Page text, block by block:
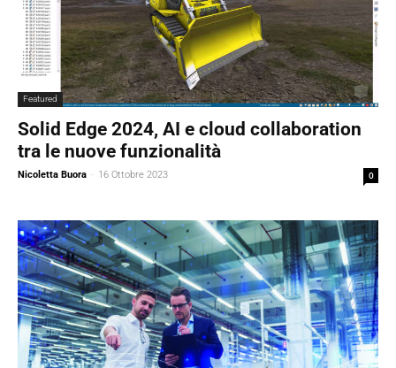
Featured
Solid Edge 2024, AI e cloud collaboration
tra le nuove funzionalità
Nicoletta Buora - 16 Ottobre 2023 0